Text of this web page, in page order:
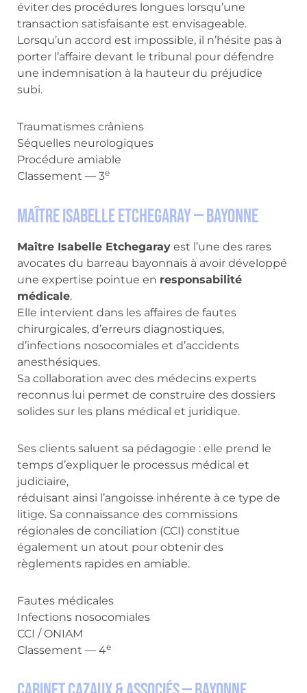
éviter des procédures longues lorsqu’une
transaction satisfaisante est envisageable.
Lorsqu’un accord est impossible, il n’hésite pas à
porter l’affaire devant le tribunal pour défendre
une indemnisation à la hauteur du préjudice
subi.
Traumatismes crâniens
Séquelles neurologiques
Procédure amiable
Classement — 3e
Maître Isabelle Etchegaray — Bayonne
Maître Isabelle Etchegaray est l’une des rares
avocates du barreau bayonnais à avoir développé
une expertise pointue en responsabilité
médicale.
Elle intervient dans les affaires de fautes
chirurgicales, d’erreurs diagnostiques,
d’infections nosocomiales et d’accidents
anesthésiques.
Sa collaboration avec des médecins experts
reconnus lui permet de construire des dossiers
solides sur les plans médical et juridique.
Ses clients saluent sa pédagogie : elle prend le
temps d’expliquer le processus médical et
judiciaire,
réduisant ainsi l’angoisse inhérente à ce type de
litige. Sa connaissance des commissions
régionales de conciliation (CCI) constitue
également un atout pour obtenir des
règlements rapides en amiable.
Fautes médicales
Infections nosocomiales
CCI / ONIAM
Classement — 4e